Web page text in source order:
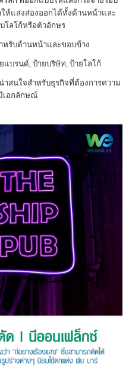
ห้แสงส่องออกได้ทั้งด้านหน้าและ
โลโก้หรือตัวอักษร
รับด้านหน้าและขอบข้าง
แบรนด์, ป้ายบริษัท, ป้ายโลโก้
สนใจสำหรับธุรกิจที่ต้องการความ
เอกลักษณ์